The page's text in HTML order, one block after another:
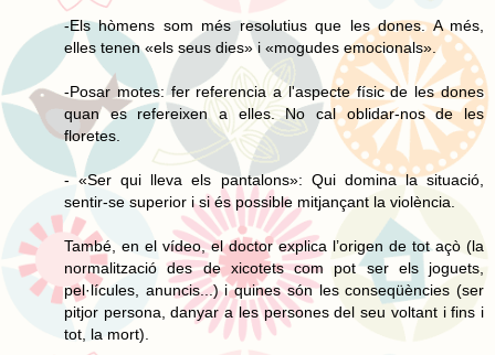
-Els hòmens som més resolutius que les dones. A més,
elles tenen «els seus dies» i «mogudes emocionals».
-Posar motes: fer referencia a l'aspecte físic de les dones
quan es refereixen a elles. No cal oblidar-nos de les
floretes.
- «Ser qui lleva els pantalons»: Qui domina la situació,
sentir-se superior i si és possible mitjançant la violència.
També, en el vídeo, el doctor explica l’origen de tot açò (la
normalització des de xicotets com pot ser els joguets,
pel·lícules, anuncis...) i quines són les conseqüències (ser
pitjor persona, danyar a les persones del seu voltant i fins i
tot, la mort).